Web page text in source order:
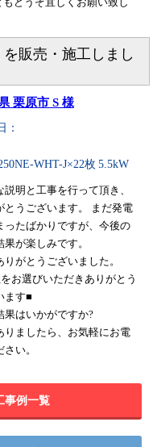
販売・施工しまし
栗原市 S 様
：
WHT-J×22枚 5.5kW
説明と工事を行って頂き、
とうございます。 まだ発電
ったばかりですが、今後の
果が楽しみです。
りがとうございました。
お選びいただきありがとう
ます■
果はいかがですか?
りましたら、お気軽にお電
い。
事例一覧